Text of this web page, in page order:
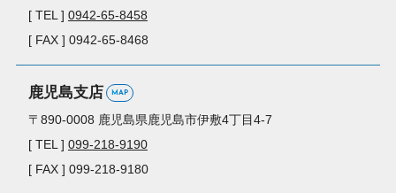
[ TEL ] 0942-65-8458
[ FAX ] 0942-65-8468
鹿児島支店 MAP
〒890-0008 鹿児島県鹿児島市伊敷4丁目4-7
[ TEL ] 099-218-9190
[ FAX ] 099-218-9180